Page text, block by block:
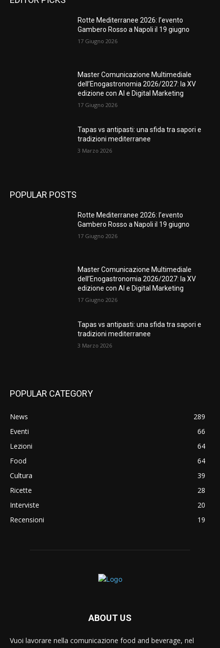
Rotte Mediterranee 2026: l’evento
Gambero Rosso a Napoli il 19 giugno
17 Giugno 2026
Master Comunicazione Multimediale
dell’Enogastronomia 2026/2027: la XV
edizione con AI e Digital Marketing
17 Giugno 2026
Tapas vs antipasti: una sfida tra sapori e
tradizioni mediterranee
3 Marzo 2026
POPULAR POSTS
Rotte Mediterranee 2026: l’evento
Gambero Rosso a Napoli il 19 giugno
17 Giugno 2026
Master Comunicazione Multimediale
dell’Enogastronomia 2026/2027: la XV
edizione con AI e Digital Marketing
17 Giugno 2026
Tapas vs antipasti: una sfida tra sapori e
tradizioni mediterranee
3 Marzo 2026
POPULAR CATEGORY
News
289
Eventi
66
Lezioni
64
Food
64
Cultura
39
Ricette
28
Interviste
20
Recensioni
19
ABOUT US
Vuoi lavorare nella comunicazione food and beverage, nel